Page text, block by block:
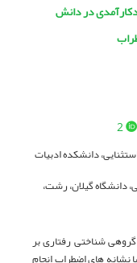
در دانش
2
دانشکده ادبیات
دانشگاه گیلان، رشت،
شناختی رفتاری بر
­های اضطراب انجام